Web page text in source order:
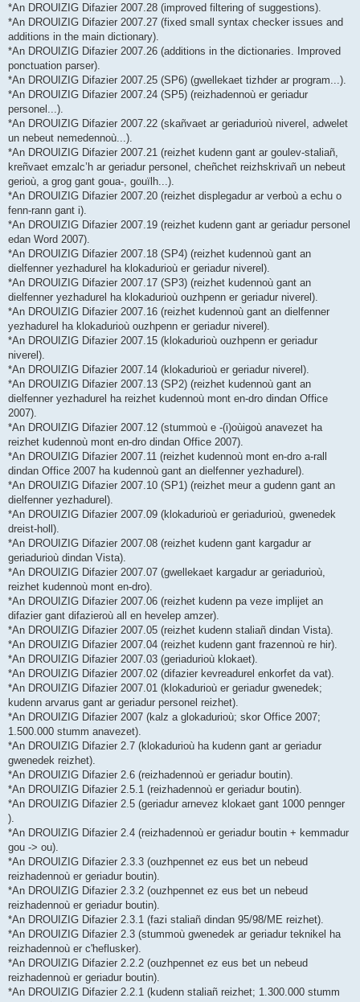
*An DROUIZIG Difazier 2007.28 (improved filtering of suggestions).
*An DROUIZIG Difazier 2007.27 (fixed small syntax checker issues and
additions in the main dictionary).
*An DROUIZIG Difazier 2007.26 (additions in the dictionaries. Improved
ponctuation parser).
*An DROUIZIG Difazier 2007.25 (SP6) (gwellekaet tizhder ar program...).
*An DROUIZIG Difazier 2007.24 (SP5) (reizhadennoù er geriadur
personel...).
*An DROUIZIG Difazier 2007.22 (skañvaet ar geriadurioù niverel, adwelet
un nebeut nemedennoù...).
*An DROUIZIG Difazier 2007.21 (reizhet kudenn gant ar goulev-staliañ,
kreñvaet emzalc’h ar geriadur personel, cheñchet reizhskrivañ un nebeut
gerioù, a grog gant goua-, gouïlh...).
*An DROUIZIG Difazier 2007.20 (reizhet displegadur ar verboù a echu o
fenn-rann gant i).
*An DROUIZIG Difazier 2007.19 (reizhet kudenn gant ar geriadur personel
edan Word 2007).
*An DROUIZIG Difazier 2007.18 (SP4) (reizhet kudennoù gant an
dielfenner yezhadurel ha klokadurioù er geriadur niverel).
*An DROUIZIG Difazier 2007.17 (SP3) (reizhet kudennoù gant an
dielfenner yezhadurel ha klokadurioù ouzhpenn er geriadur niverel).
*An DROUIZIG Difazier 2007.16 (reizhet kudennoù gant an dielfenner
yezhadurel ha klokadurioù ouzhpenn er geriadur niverel).
*An DROUIZIG Difazier 2007.15 (klokadurioù ouzhpenn er geriadur
niverel).
*An DROUIZIG Difazier 2007.14 (klokadurioù er geriadur niverel).
*An DROUIZIG Difazier 2007.13 (SP2) (reizhet kudennoù gant an
dielfenner yezhadurel ha reizhet kudennoù mont en-dro dindan Office
2007).
*An DROUIZIG Difazier 2007.12 (stummoù e -(i)oùigoù anavezet ha
reizhet kudennoù mont en-dro dindan Office 2007).
*An DROUIZIG Difazier 2007.11 (reizhet kudennoù mont en-dro a-rall
dindan Office 2007 ha kudennoù gant an dielfenner yezhadurel).
*An DROUIZIG Difazier 2007.10 (SP1) (reizhet meur a gudenn gant an
dielfenner yezhadurel).
*An DROUIZIG Difazier 2007.09 (klokadurioù er geriadurioù, gwenedek
dreist-holl).
*An DROUIZIG Difazier 2007.08 (reizhet kudenn gant kargadur ar
geriadurioù dindan Vista).
*An DROUIZIG Difazier 2007.07 (gwellekaet kargadur ar geriadurioù,
reizhet kudennoù mont en-dro).
*An DROUIZIG Difazier 2007.06 (reizhet kudenn pa veze implijet an
difazier gant difazieroù all en hevelep amzer).
*An DROUIZIG Difazier 2007.05 (reizhet kudenn staliañ dindan Vista).
*An DROUIZIG Difazier 2007.04 (reizhet kudenn gant frazennoù re hir).
*An DROUIZIG Difazier 2007.03 (geriadurioù klokaet).
*An DROUIZIG Difazier 2007.02 (difazier kevreadurel enkorfet da vat).
*An DROUIZIG Difazier 2007.01 (klokadurioù er geriadur gwenedek;
kudenn arvarus gant ar geriadur personel reizhet).
*An DROUIZIG Difazier 2007 (kalz a glokadurioù; skor Office 2007;
1.500.000 stumm anavezet).
*An DROUIZIG Difazier 2.7 (klokadurioù ha kudenn gant ar geriadur
gwenedek reizhet).
*An DROUIZIG Difazier 2.6 (reizhadennoù er geriadur boutin).
*An DROUIZIG Difazier 2.5.1 (reizhadennoù er geriadur boutin).
*An DROUIZIG Difazier 2.5 (geriadur arnevez klokaet gant 1000 pennger
).
*An DROUIZIG Difazier 2.4 (reizhadennoù er geriadur boutin + kemmadur
gou -> ou).
*An DROUIZIG Difazier 2.3.3 (ouzhpennet ez eus bet un nebeud
reizhadennoù er geriadur boutin).
*An DROUIZIG Difazier 2.3.2 (ouzhpennet ez eus bet un nebeud
reizhadennoù er geriadur boutin).
*An DROUIZIG Difazier 2.3.1 (fazi staliañ dindan 95/98/ME reizhet).
*An DROUIZIG Difazier 2.3 (stummoù gwenedek ar geriadur teknikel ha
reizhadennoù er c'heflusker).
*An DROUIZIG Difazier 2.2.2 (ouzhpennet ez eus bet un nebeud
reizhadennoù er geriadur boutin).
*An DROUIZIG Difazier 2.2.1 (kudenn staliañ reizhet; 1.300.000 stumm